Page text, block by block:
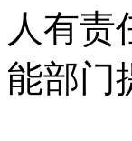
人有责
能部门